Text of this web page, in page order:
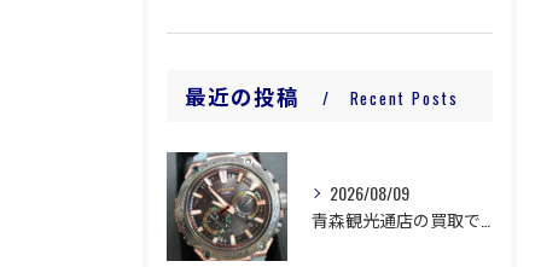
最近の投稿 Recent Posts
2026/08/09